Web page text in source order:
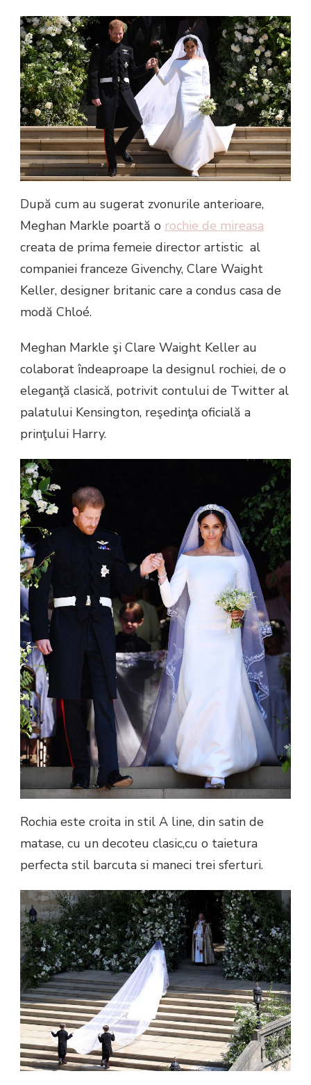
După cum au sugerat zvonurile anterioare,
Meghan Markle poartă o rochie de mireasa
creata de prima femeie director artistic al
companiei franceze Givenchy, Clare Waight
Keller, designer britanic care a condus casa de
modă Chloé.
Meghan Markle şi Clare Waight Keller au
colaborat îndeaproape la designul rochiei, de o
eleganţă clasică, potrivit contului de Twitter al
palatului Kensington, reşedinţa oficială a
prinţului Harry.
Rochia este croita in stil A line, din satin de
matase, cu un decoteu clasic,cu o taietura
perfecta stil barcuta si maneci trei sferturi.